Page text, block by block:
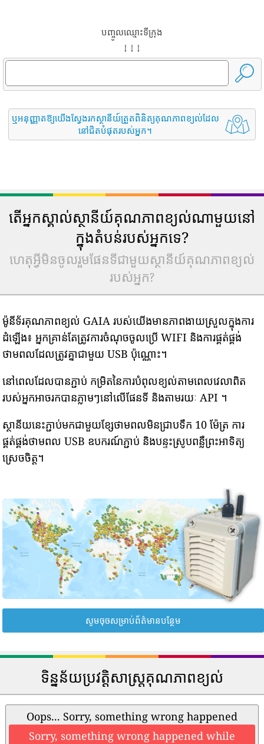
បញ្ចូលឈ្មោះទីក្រុង
↓ ↓ ↓
ឬអនុញ្ញាតឱ្យយើងស្វែងរកស្ថានីយ៍ត្រួតពិនិត្យគុណភាពខ្យល់ដែល
នៅជិតបំផុតរបស់អ្នក។
តើអ្នកស្គាល់ស្ថានីយ៍គុណភាពខ្យល់ណាមួយនៅ
ក្នុងតំបន់របស់អ្នកទេ?
ហេតុអ្វីមិនចូលរួមផែនទីជាមួយស្ថានីយ៍គុណភាពខ្យល់
របស់អ្នក?
ម៉ូនីទ័រគុណភាពខ្យល់ GAIA របស់យើងមានភាពងាយស្រួលក្នុងការ
ដំឡើង៖ អ្នកគ្រាន់តែត្រូវការចំណុចចូលប្រើ WIFI និងការផ្គត់ផ្គង់
ថាមពលដែលត្រូវគ្នាជាមួយ USB ប៉ុណ្ណោះ។
នៅពេលដែលបានភ្ជាប់ កម្រិតនៃការបំពុលខ្យល់តាមពេលវេលាពិត
របស់អ្នកអាចរកបានភ្លាមៗនៅលើផែនទី និងតាមរយៈ API ។
ស្ថានីយនេះភ្ជាប់មកជាមួយខ្សែថាមពលមិនជ្រាបទឹក 10 ម៉ែត្រ ការ
ផ្គត់ផ្គង់ថាមពល USB ឧបករណ៍ភ្ជាប់ និងបន្ទះស្រូបពន្លឺព្រះអាទិត្យ
ស្រេចចិត្ត។
សូមចុចសម្រាប់ព័ត៌មានបន្ថែម
ទិន្នន័យប្រវត្តិសាស្រ្តគុណភាពខ្យល់
Oops... Sorry, something wrong happened
Sorry, something wrong happened while